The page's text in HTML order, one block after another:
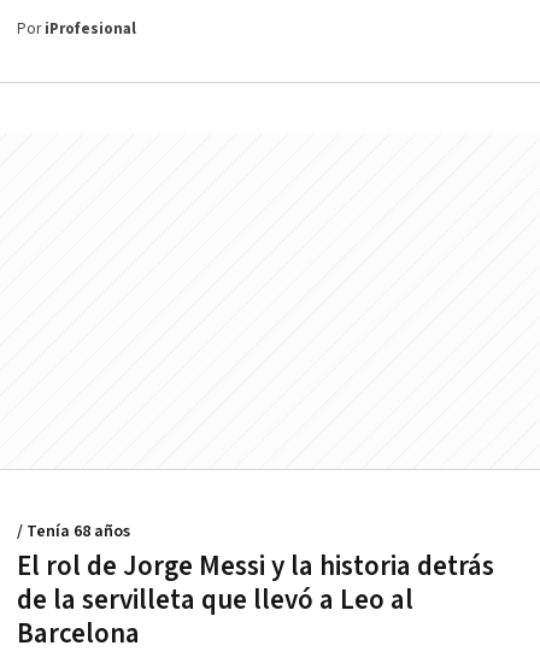
PoriProfesional
El rol de Jorge Messi y la historia detrás
de la servilleta que llevó a Leo al
Barcelona
/ Tenía 68 años